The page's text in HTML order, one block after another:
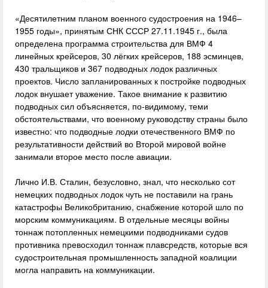
«Десятилетним планом военного судостроения на 1946–
1955 годы», принятым СНК СССР 27.11.1945 г., была
определена программа строительства для ВМФ 4
линейных крейсеров, 30 лёгких крейсеров, 188 эсминцев,
430 тральщиков и 367 подводных лодок различных
проектов. Число запланированных к постройке подводных
лодок внушает уважение. Такое внимание к развитию
подводных сил объясняется, по-видимому, теми
обстоятельствами, что военному руководству страны было
известно: что подводные лодки отечественного ВМФ по
результативности действий во Второй мировой войне
занимали второе место после авиации.
Лично И.В. Сталин, безусловно, знал, что несколько сот
немецких подводных лодок чуть не поставили на грань
катастрофы Великобританию, снабжение которой шло по
морским коммуникациям. В отдельные месяцы войны
тоннаж потопленных немецкими подводниками судов
противника превосходил тоннаж плавсредств, которые вся
судостроительная промышленность западной коалиции
могла направить на коммуникации.